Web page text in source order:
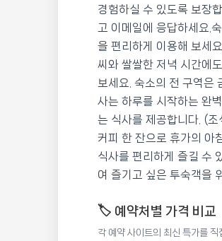
💰 최저가 확인 · 예약
경험하실 수 있도록 보장
고 이메일에 응답하세요.
을 편리하게 이용해 보세
씨와 쌀쌀한 저녁 시간에
보세요. 숙소의 전 구역은
사는 하루를 시작하는 완
는 식사를 제공합니다. (
커피 한 잔으로 휴가의 아
식사를 편리하게 즐길 수
여 즐기고 싶은 투숙객을
🏷️ 예약처별 가격 비교
각 예약 사이트의 최신 특가를 직